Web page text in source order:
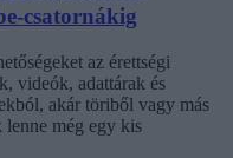
csatornákig
az érettségi
videók, adattárak és
akár töriből vagy más
lenne még egy kis